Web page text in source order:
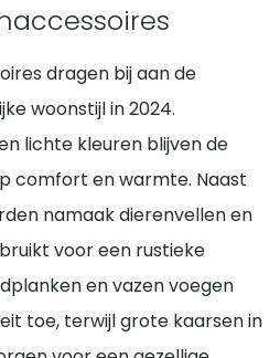
dragen bij aan de
woonstijl in 2024.
lichte kleuren blijven de
comfort en warmte. Naast
namaak dierenvellen en
voor een rustieke
en vazen voegen
toe, terwijl grote kaarsen in